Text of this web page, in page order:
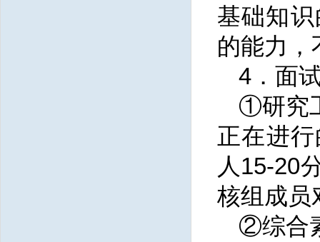
基础知
的能力，
4．面
①研究
正在进
人15-20
核组成员
②综合